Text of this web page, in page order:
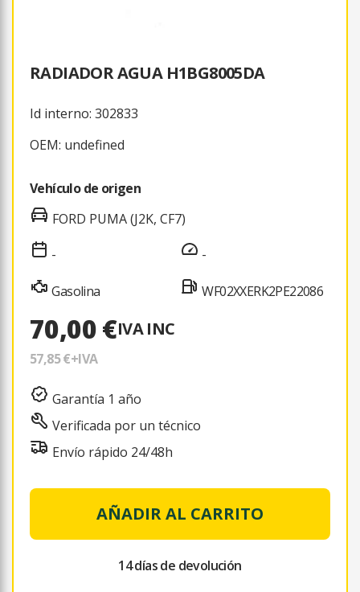
RADIADOR AGUA H1BG8005DA
Id interno: 302833
OEM: undefined
Vehículo de origen
FORD PUMA (J2K, CF7)
-
Gasolina
-
WF02XXERK2PE22086
70,00 €IVA INC
57,85 €+IVA
Garantía 1 año
Verificada por un técnico
Envío rápido 24/48h
AÑADIR AL CARRITO
14 días de devolución